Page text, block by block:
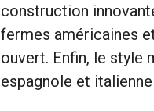
construction
fermes américaines
ouvert. Enfin, le style
espagnole et